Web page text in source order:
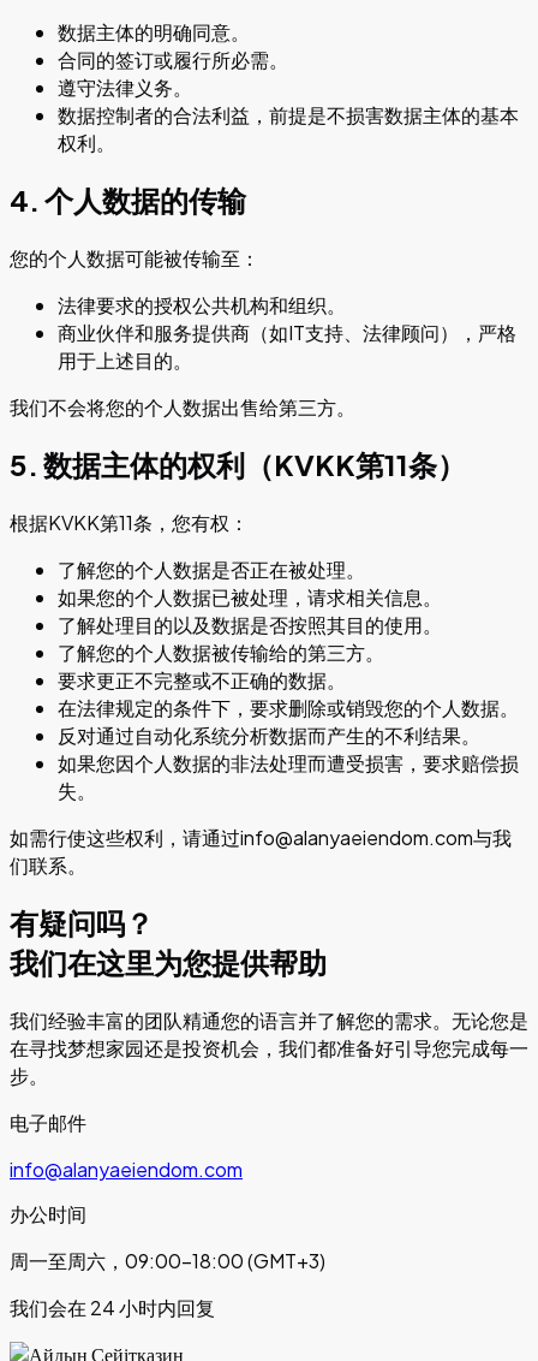
数据主体的明确同意。
合同的签订或履行所必需。
遵守法律义务。
数据控制者的合法利益，前提是不损害数据主体的基本
权利。
4. 个人数据的传输
您的个人数据可能被传输至：
法律要求的授权公共机构和组织。
商业伙伴和服务提供商（如IT支持、法律顾问），严格
用于上述目的。
我们不会将您的个人数据出售给第三方。
5. 数据主体的权利（KVKK第11条）
根据KVKK第11条，您有权：
了解您的个人数据是否正在被处理。
如果您的个人数据已被处理，请求相关信息。
了解处理目的以及数据是否按照其目的使用。
了解您的个人数据被传输给的第三方。
要求更正不完整或不正确的数据。
在法律规定的条件下，要求删除或销毁您的个人数据。
反对通过自动化系统分析数据而产生的不利结果。
如果您因个人数据的非法处理而遭受损害，要求赔偿损
失。
如需行使这些权利，请通过info@alanyaeiendom.com与我
们联系。
有疑问吗？
我们在这里为您提供帮助
我们经验丰富的团队精通您的语言并了解您的需求。无论您是
在寻找梦想家园还是投资机会，我们都准备好引导您完成每一
步。
电子邮件
info@alanyaeiendom.com
办公时间
周一至周六，09:00–18:00 (GMT+3)
我们会在 24 小时内回复